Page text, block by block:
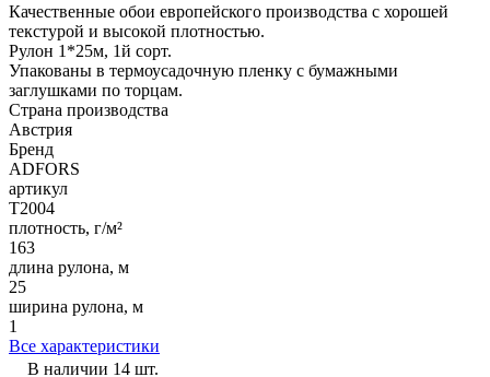
Качественные обои европейского производства с хорошей
текстурой и высокой плотностью.
Рулон 1*25м, 1й сорт.
Упакованы в термоусадочную пленку с бумажными
заглушками по торцам.
Страна производства
Австрия
Бренд
ADFORS
артикул
Т2004
плотность, г/м²
163
длина рулона, м
25
ширина рулона, м
1
Все характеристики
В наличии 14 шт.